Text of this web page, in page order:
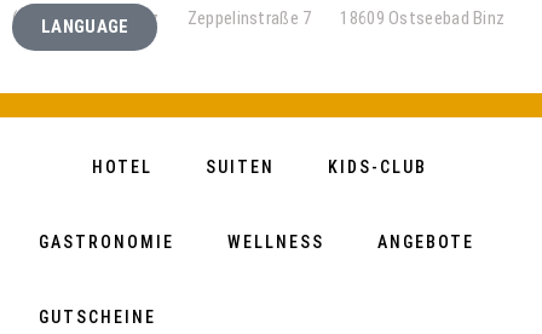
(c) Suite Hotel Binz Zeppelinstraße 7 18609 Ostseebad Binz
LANGUAGE
HOTEL SUITEN KIDS-CLUB
GASTRONOMIE WELLNESS ANGEBOTE
GUTSCHEINE